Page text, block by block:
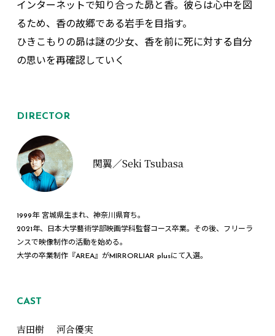
インターネットで知り合った昴と香。彼らは心中を図
るため、香の故郷である岩手を目指す。
ひきこもりの昴は謎の少女、香を前に死に対する自分
の思いを再確認していく
DIRECTOR
関翼／Seki Tsubasa
1999年 宮城県生まれ、神奈川県育ち。
2021年、日本大学藝術学部映画学科監督コース卒業。その後、フリーラ
ンスで映像制作の活動を始める。
大学の卒業制作『AREA』がMIRRORLIAR plusにて入選。
CAST
吉田樹 河合優実